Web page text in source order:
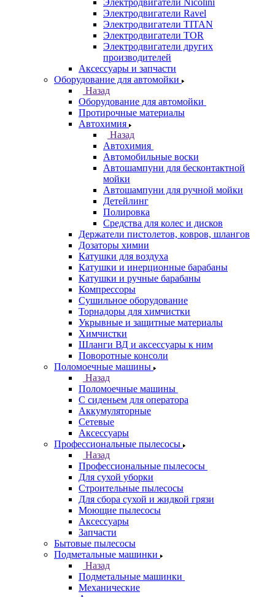
Электродвигатели Nicolini
Электродвигатели Ravel
Электродвигатели TITAN
Электродвигатели TOR
Электродвигатели других
производителей
Аксессуары и запчасти
Оборудование для автомойки
Назад
Оборудование для автомойки
Протирочные материалы
Автохимия
Назад
Автохимия
Автомобильные воски
Автошампуни для бесконтактной
мойки
Автошампуни для ручной мойки
Детейлинг
Полировка
Средства для колес и дисков
Держатели пистолетов, ковров, шлангов
Дозаторы химии
Катушки для воздуха
Катушки и инерционные барабаны
Катушки и ручные барабаны
Компрессоры
Сушильное оборудование
Торнадоры для химчистки
Укрывные и защитные материалы
Химчистки
Шланги ВД и аксессуары к ним
Поворотные консоли
Поломоечные машины
Назад
Поломоечные машины
С сиденьем для оператора
Аккумуляторные
Сетевые
Аксессуары
Профессиональные пылесосы
Назад
Профессиональные пылесосы
Для сухой уборки
Строительные пылесосы
Для сбора сухой и жидкой грязи
Моющие пылесосы
Аксессуары
Запчасти
Бытовые пылесосы
Подметальные машинки
Назад
Подметальные машинки
Механические